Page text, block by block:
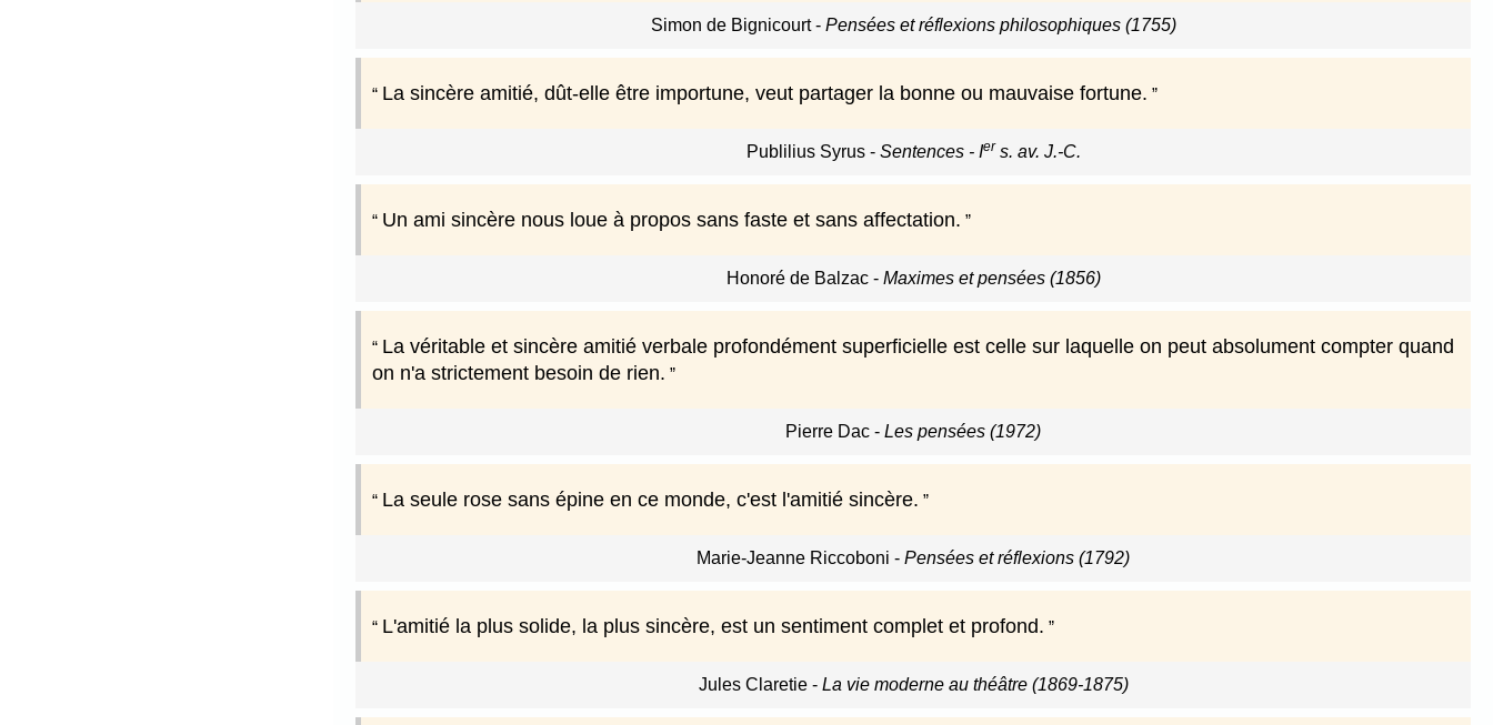
Simon de Bignicourt- Pensées et réflexions philosophiques (1755)
La sincère amitié, dût-elle être importune, veut partager la bonne ou mauvaise fortune.
Publilius Syrus- Sentences - Ier s. av. J.-C.
Un ami sincère nous loue à propos sans faste et sans affectation.
Honoré de Balzac- Maximes et pensées (1856)
La véritable et sincère amitié verbale profondément superficielle est celle sur laquelle on peut absolument compter quand
on n'a strictement besoin de rien.
Pierre Dac - Les pensées (1972)
La seule rose sans épine en ce monde, c'est l'amitié sincère.
Marie-Jeanne Riccoboni - Pensées et réflexions (1792)
L'amitié la plus solide, la plus sincère, est un sentiment complet et profond.
Jules Claretie- La vie moderne au théâtre (1869-1875)